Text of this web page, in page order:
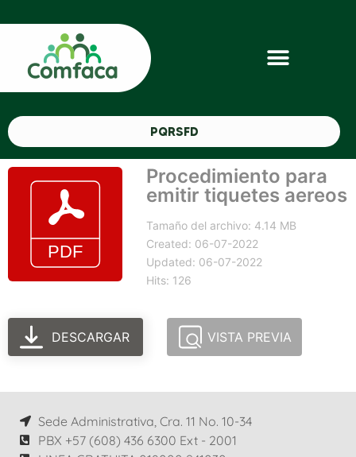
PQRSFD
Procedimiento para
emitir tiquetes aereos
Tamaño del archivo: 4.14 MB
Created: 06-07-2022
Updated: 06-07-2022
Hits: 126
DESCARGAR VISTA PREVIA
Sede Administrativa, Cra. 11 No. 10-34
PBX +57 (608) 436 6300 Ext - 2001